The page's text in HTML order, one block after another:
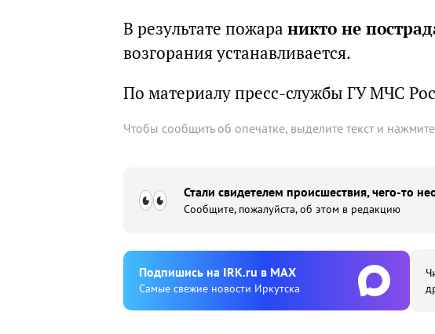
В результате пожара никто не
возгорания устанавливается.
По материалу пресс-службы ГУ МЧС
Чтобы сообщить об опечатке, выделите текст и нажмите
Стали свидетелем происшествия, чего-то
Сообщите, пожалуйста, об этом в редакцию
Подпишиcь на IRK.ru в MAX
Cамые свежие новости Иркутска